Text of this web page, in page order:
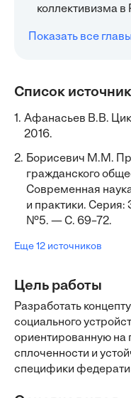
коллективизма в
Показать все главы
Список
1. Афанасьев В.В.
2016.
2. Борисевич М.М.
гражданского
Современная
и практики.
№5. — С. 69–72.
Еще 12 источников
Цель работы
Разработать
социального
ориентированную на
сплоченности и
специфики